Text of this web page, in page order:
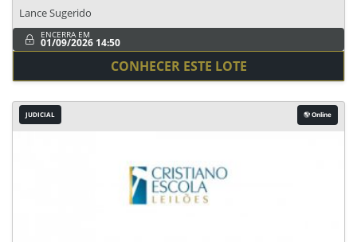
Lance Sugerido
ENCERRA EM
01/09/2026 14:50
CONHECER ESTE LOTE
JUDICIAL Online